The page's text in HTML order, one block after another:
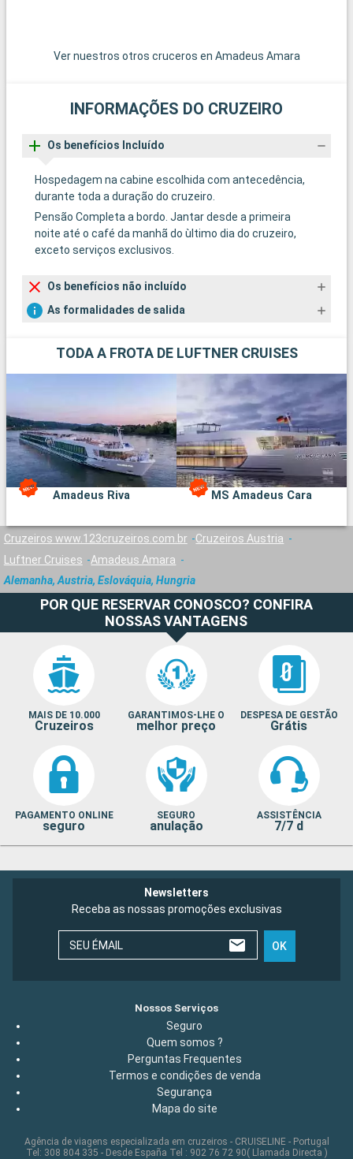
Ver nuestros otros cruceros en Amadeus Amara
INFORMAÇÕES DO CRUZEIRO
Os benefícios Incluído
Hospedagem na cabine escolhida com antecedência,
durante toda a duração do cruzeiro.
Pensão Completa a bordo. Jantar desde a primeira
noite até o café da manhã do ùltimo dia do cruzeiro,
exceto serviços exclusivos.
Os benefícios não incluído
As formalidades de salida
TODA A FROTA DE LUFTNER CRUISES
Amadeus Riva MS Amadeus Cara
Cruzeiros www.123cruzeiros.com.br
Cruzeiros Austria
Luftner Cruises
Amadeus Amara
Alemanha, Austria, Eslováquia, Hungria
POR QUE RESERVAR CONOSCO? CONFIRA
NOSSAS VANTAGENS
MAIS DE 10.000
Cruzeiros
GARANTIMOS-LHE O
melhor preço
DESPESA DE GESTÃO
Grátis
PAGAMENTO ONLINE
seguro
SEGURO
anulação
ASSISTÊNCIA
7/7 d
Newsletters
Receba as nossas promoções exclusivas
SEU ÉMAIL OK
Nossos Serviços
Seguro
Quem somos ?
Perguntas Frequentes
Termos e condições de venda
Segurança
Mapa do site
Agência de viagens especializada em cruzeiros - CRUISELINE - Portugal
Tel: 308 804 335 - Desde España Tel : 902 76 72 90( Llamada Directa )